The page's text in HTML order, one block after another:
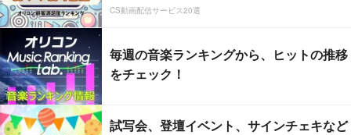
CS動画配信サービス20選
毎週の音楽ランキングから、ヒットの推移
をチェック！
試写会、登壇イベント、サインチェキなど